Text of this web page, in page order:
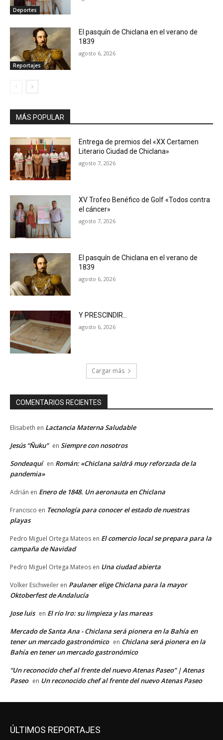
Deportes
Reportajes
El pasquín de Chiclana en el verano de
1839
agosto 6, 2026
MÁS POPULAR
Entrega de premios del «XX Certamen
Literario Ciudad de Chiclana»
agosto 7, 2026
XV Trofeo Benéfico de Golf «Todos contra
el cáncer»
agosto 7, 2026
El pasquín de Chiclana en el verano de
1839
agosto 6, 2026
Y PRESCINDIR…
agosto 6, 2026
Cargar más
COMENTARIOS RECIENTES
Elisabeth en Lactancia Materna Saludable
Jesús “Ñuku” en Siempre con nosotros
Sondeaquí en Román: «Chiclana saldrá muy reforzada de la
pandemia»
Adrián en Enero de 1848. Un aeronauta en Chiclana
Francisco en Tecnología para conocer el estado de nuestras
playas
Pedro Miguel Ortega Mateos en El comercio local se prepara para la
campaña de Navidad
Pedro Miguel Ortega Mateos en Una ciudad abierta
Volker Eschweiler en Paulaner elige Chiclana para la mayor
Oktoberfest de Andalucía
Jose luis en El río Iro: su limpieza y las mareas
Mercado de Santa Ana - Chiclana será pionera en la Bahía en
tener un mercado gastronómico en Chiclana será pionera en la
Bahía en tener un mercado gastronómico
“Un reconocido chef al frente del nuevo Atenas Paseo” | Atenas
Paseo en Un reconocido chef al frente del nuevo Atenas Paseo
ÚLTIMOS REPORTAJES